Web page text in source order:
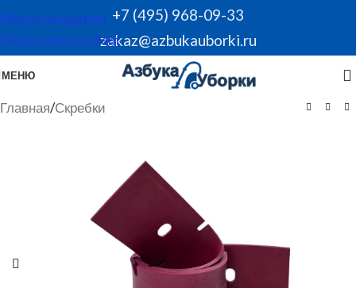
Skip to navigation
Skip to main content
+7 (495) 968-09-33
zakaz@azbukauborki.ru
МЕНЮ
Главная/Скребки